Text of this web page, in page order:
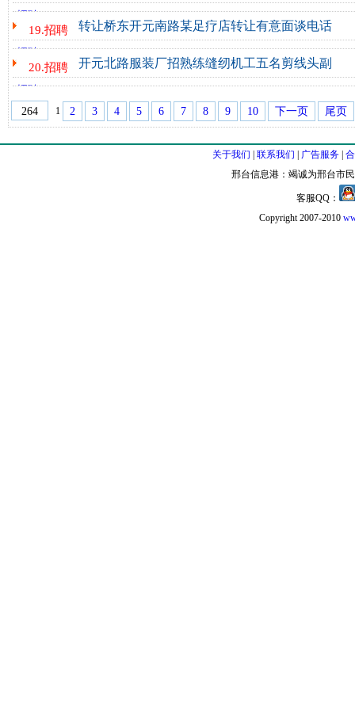
桥东开元南路，监考，上午7:00-11:00,80元，联系电话15532997555...
http://www.xt03.cc/xinxi/zhaopin/78353.html - 2025-08-21
招聘
19.招聘 转让桥东开元南路某足疗店转让有意面谈电话
转让，桥东开元南路某足疗店转让，有意面谈，电话，15066351994...
http://www.xt03.cchttp://nanhe.xt03.cc/zhaopin/78072.html - 2025-
招聘
20.招聘 开元北路服装厂招熟练缝纫机工五名剪线头副
开元北路服装厂招熟练缝纫机工五名，剪线头副工一名，计件工资，
http://www.xt03.cchttp://qinghe.xt03.cc/zhaopin/77647.html - 2025-
招聘
264
1 2 3 4 5 6 7 8 9 10 下一页 尾页
关于我们 联系我们 广告服务|
邢台信息港：竭诚为邢台市
客服QQ：
Copyright 2007-2010